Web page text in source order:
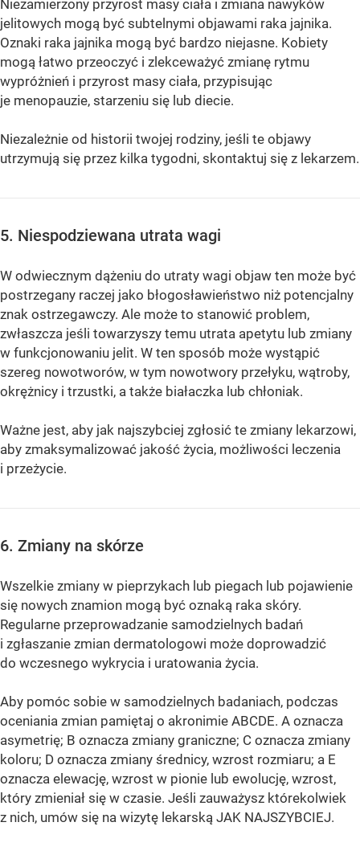
Niezamierzony przyrost masy ciała i zmiana nawyków
jelitowych mogą być subtelnymi objawami raka jajnika.
Oznaki raka jajnika mogą być bardzo niejasne. Kobiety
mogą łatwo przeoczyć i zlekceważyć zmianę rytmu
wypróżnień i przyrost masy ciała, przypisując
je menopauzie, starzeniu się lub diecie.
Niezależnie od historii twojej rodziny, jeśli te objawy
utrzymują się przez kilka tygodni, skontaktuj się z lekarzem.
5. Niespodziewana utrata wagi
W odwiecznym dążeniu do utraty wagi objaw ten może być
postrzegany raczej jako błogosławieństwo niż potencjalny
znak ostrzegawczy. Ale może to stanowić problem,
zwłaszcza jeśli towarzyszy temu utrata apetytu lub zmiany
w funkcjonowaniu jelit. W ten sposób może wystąpić
szereg nowotworów, w tym nowotwory przełyku, wątroby,
okrężnicy i trzustki, a także białaczka lub chłoniak.
Ważne jest, aby jak najszybciej zgłosić te zmiany lekarzowi,
aby zmaksymalizować jakość życia, możliwości leczenia
i przeżycie.
6. Zmiany na skórze
Wszelkie zmiany w pieprzykach lub piegach lub pojawienie
się nowych znamion mogą być oznaką raka skóry.
Regularne przeprowadzanie samodzielnych badań
i zgłaszanie zmian dermatologowi może doprowadzić
do wczesnego wykrycia i uratowania życia.
Aby pomóc sobie w samodzielnych badaniach, podczas
oceniania zmian pamiętaj o akronimie ABCDE. A oznacza
asymetrię; B oznacza zmiany graniczne; C oznacza zmiany
koloru; D oznacza zmiany średnicy, wzrost rozmiaru; a E
oznacza elewację, wzrost w pionie lub ewolucję, wzrost,
który zmieniał się w czasie. Jeśli zauważysz którekolwiek
z nich, umów się na wizytę lekarską JAK NAJSZYBCIEJ.